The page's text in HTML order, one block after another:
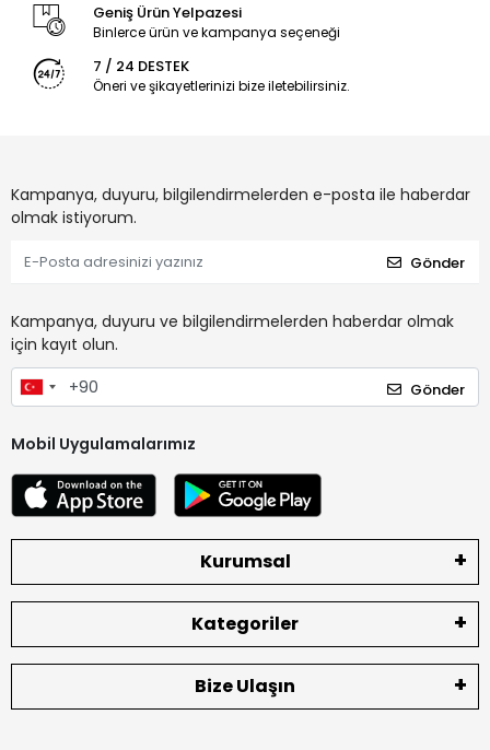
Geniş Ürün Yelpazesi
Binlerce ürün ve kampanya seçeneği
7 / 24 DESTEK
Öneri ve şikayetlerinizi bize iletebilirsiniz.
Kampanya, duyuru, bilgilendirmelerden e-posta ile haberdar
olmak istiyorum.
Gönder
Kampanya, duyuru ve bilgilendirmelerden haberdar olmak
için kayıt olun.
Gönder
Mobil Uygulamalarımız
Kurumsal
Kategoriler
Bize Ulaşın